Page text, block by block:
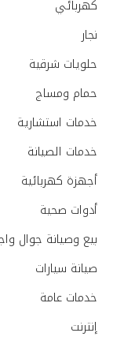
كهربائي
نجار
حلويات شرقية
حمام ومساج
خدمات استشارية
خدمات الصيانة
أجهزة كهربائية
أدوات صحية
بيع وصيانة جوال
صيانة سيارات
خدمات عامة
إنترنت